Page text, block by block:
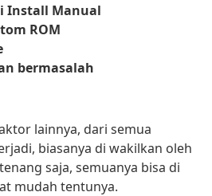
Install Manual
ROM
bermasalah
lainnya, dari semua
biasanya di wakilkan oleh
saja, semuanya bisa di
mudah tentunya.